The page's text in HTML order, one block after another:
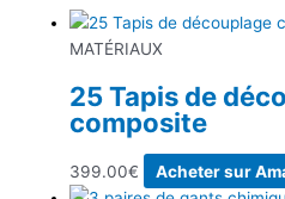
MATÉRIAUX
25 Tapis de
composite
399.00€ Acheter sur